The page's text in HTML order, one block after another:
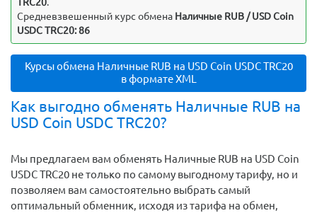
Средневзвешенный курс обмена Наличные RUB / USD Coin
USDC TRC20: 86
Курсы обмена Наличные RUB на USD Coin USDC TRC20
в формате XML
Как выгодно обменять Наличные RUB на
USD Coin USDC TRC20?
Мы предлагаем вам обменять Наличные RUB на USD Coin
USDC TRC20 не только по самому выгодному тарифу, но и
позволяем вам самостоятельно выбрать самый
оптимальный обменник, исходя из тарифа на обмен,